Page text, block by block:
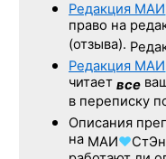
Редакция МАИ
право на
(отзыва).
Редакция МАИ
читает все
в переписку
Описания
на МАИ♥СтЭн